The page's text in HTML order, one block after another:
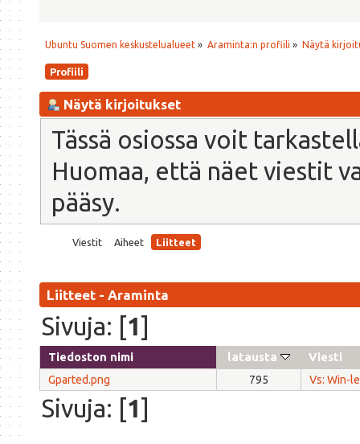
Ubuntu Suomen keskustelualueet » Araminta:n profiili » Näytä
Profiili
Näytä kirjoitukset
Tässä osiossa voit
Huomaa, että näet viestit
pääsy.
Viestit Aiheet Liitteet
Liitteet - Araminta
Sivuja: [1]
Tiedoston nimi latausta Viesti
Gparted.png 795 Vs: Win-
Sivuja: [1]